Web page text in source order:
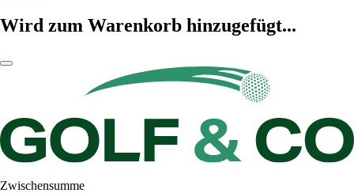
Wird zum Warenkorb hinzugefügt...
Zwischensumme